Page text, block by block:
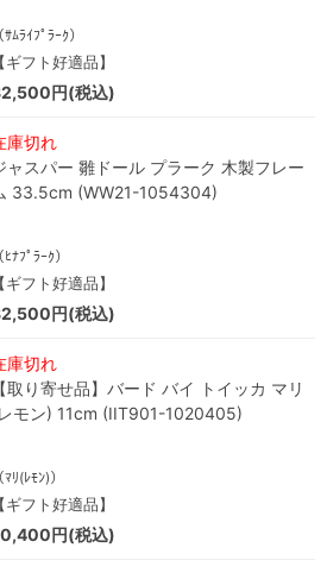
（ｻﾑﾗｲﾌﾟﾗｰｸ）
【ギフト好適品】
円(税込)
庫切れ
ャスパー 雛ドール プラーク 木製フレー
33.5cm (WW21-1054304)
（ﾋﾅﾌﾟﾗｰｸ）
【ギフト好適品】
円(税込)
庫切れ
【取り寄せ品】バード バイ トイッカ マリ
モン) 11cm (IIT901-1020405)
（ﾏﾘ(ﾚﾓﾝ)）
【ギフト好適品】
円(税込)